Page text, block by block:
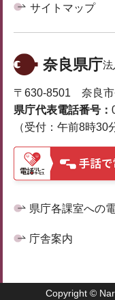
サイトマップ
奈良県庁法
〒630-8501 奈良市
県庁代表電話番号：
（受付：午前8時30
県庁各課室への
庁舎案内
Copyright ©